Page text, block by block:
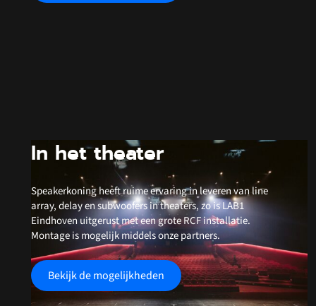
In het theater
Speakerkoning heeft ruime ervaring in leveren van line
array, delay en subwoofers in theaters, zo is LAB1
Eindhoven uitgerust met een grote RCF installatie.
Montage is mogelijk middels onze partners.
Bekijk de mogelijkheden